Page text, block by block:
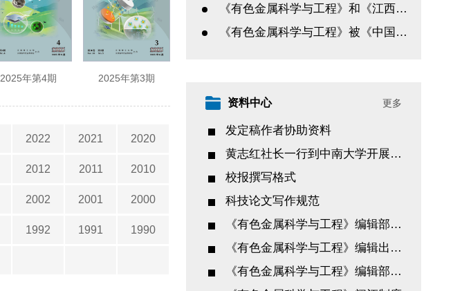
2025年第4期 2025年第3期
2022 2021 2020
2012 2011 2010
2002 2001 2000
1992 1991 1990
《有色金属科学与工程》和《江西理工大学学报》在第六届江西省优秀期刊奖评选活动中喜获佳绩
《有色金属科学与工程》被《中国学术期刊评价研究报告》（第6版）评为权威期刊（A+等级）
资料中心 更多
发定稿作者协助资料
黄志红社长一行到中南大学开展宣传、组稿、走访和调研学习
校报撰写格式
科技论文写作规范
《有色金属科学与工程》编辑部奖惩办法
《有色金属科学与工程》编辑出版工作细则
《有色金属科学与工程》编辑部工作制度